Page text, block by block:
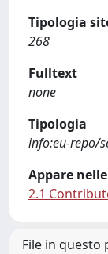
Tipologia
268
Fulltext
none
Tipologia
info:eu-repo/
Appare
2.1
File in questo